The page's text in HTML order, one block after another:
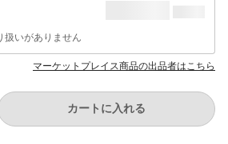
扱いがありません
マーケットプレイス商品の出品者はこちら
カートに入れる